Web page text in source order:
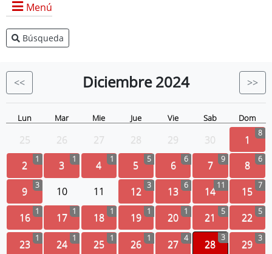
Menú
Agenda Presidencia
Eventos
Búsqueda
<< Diciembre 2024 >>
Lun Mar Mie Jue Vie Sab Dom
25 26 27 28 29 30 1 8
2 1 3 1 4 1 5 5 6 6 7 9 8 6
9 3 10 11 12 3 13 6 1411 15 7
16 1 17 1 18 1 19 1 20 1 21 5 22 5
23 1 24 1 25 1 26 1 27 4 28
3
29 3